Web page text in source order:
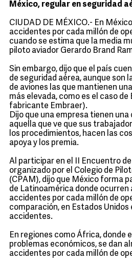
México, regular en seguridad
CIUDAD DE MÉXICO.- En
accidentes por cada millón de
cuando se estima que la media
piloto aviador Gerardo Brand
Sin embargo, dijo que el país
de seguridad aérea, aunque son
de aviones las que mantienen
más elevada, como es el caso de
fabricante Embraer).
Dijo que una empresa tienen
aquella que ve que sus
los procedimientos, hacen las
apoya y los premia.
Al participar en el II Encuentro
organizado por el Colegio de
(CPAM), dijo que México forma
de Latinoamérica donde ocurren
accidentes por cada millón de
comparación, en Estados Unidos
accidentes.
En regiones como África, donde
problemas económicos, se dan
accidentes por cada millón de